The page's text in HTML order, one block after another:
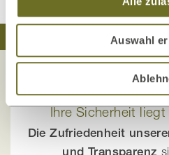
Auswahl
Traumhaft schlafen
Ihre Sicherheit
Die Zufriedenheit
und Transparenz